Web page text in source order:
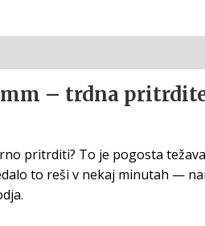
– trdna
pritrditi? To je pogosta
to reši v nekaj minutah —